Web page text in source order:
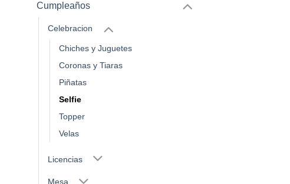
Cumpleaños
Celebracion
Chiches y Juguetes
Coronas y Tiaras
Piñatas
Selfie
Topper
Velas
Licencias
Mesa